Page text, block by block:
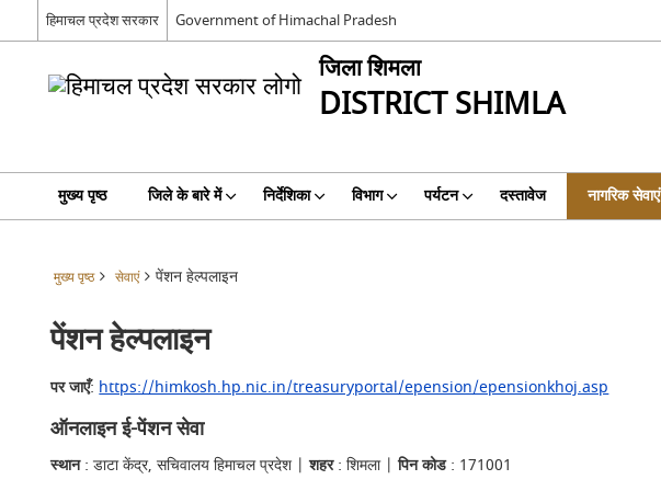
हिमाचल प्रदेश सरकार Government of Himachal Pradesh
जिला शिमला
DISTRICT SHIMLA
मुख्य पृष्ठ जिले के बारे में निर्देशिका विभाग पर्यटन दस्तावेज नागरिक सेवाएं
मुख्य पृष्ठ सेवाएं पेंशन हेल्पलाइन
पेंशन हेल्पलाइन
पर जाएँ: https://himkosh.hp.nic.in/treasuryportal/epension/epensionkhoj.asp
ऑनलाइन ई-पेंशन सेवा
स्थान: डाटा केंद्र, सचिवालय हिमाचल प्रदेश |शहर: शिमला |पिन कोड: 171001